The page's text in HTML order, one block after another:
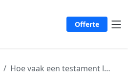
Offerte
Hoe vaak een testament laten checken om uw nalatenschap actueel te houden